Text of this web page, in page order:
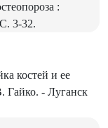
:
3-32.
костей и ее
Гайко. - Луганск